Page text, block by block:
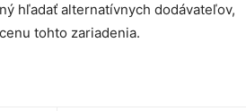
hľadať alternatívnych dodávateľov,
tohto zariadenia.